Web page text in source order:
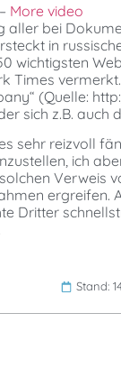
– More video
bei
in
wichtigsten
Times
(Quelle:
sich z.B. auch
sehr reizvoll
ich
Verweis
ergreifen.
Dritter
Stand: